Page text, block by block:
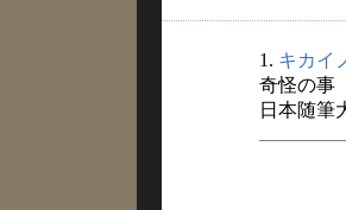
1. キカイ
奇怪の事
日本随筆